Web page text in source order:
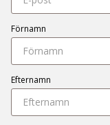
Förnamn
Efternamn